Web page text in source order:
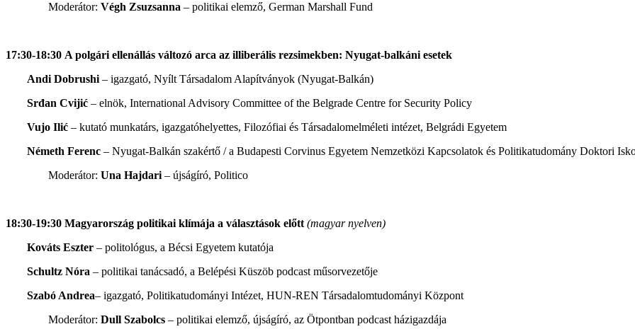
Moderátor: Végh Zsuzsanna – politikai elemző, German Marshall Fund
17:30-18:30 A polgári ellenállás változó arca az illiberális rezsimekben: Nyugat-balkáni esetek
Andi Dobrushi – igazgató, Nyílt Társadalom Alapítványok (Nyugat-Balkán)
Srđan Cvijić – elnök, International Advisory Committee of the Belgrade Centre for Security Policy
Vujo Ilić – kutató munkatárs, igazgatóhelyettes, Filozófiai és Társadalomelméleti intézet, Belgrádi Egyetem
Németh Ferenc – Nyugat-Balkán szakértő / a Budapesti Corvinus Egyetem Nemzetközi Kapcsolatok és Politikatudomány Doktori
Moderátor: Una Hajdari – újságíró, Politico
18:30-19:30 Magyarország politikai klímája a választások előtt (magyar nyelven)
Kováts Eszter – politológus, a Bécsi Egyetem kutatója
Schultz Nóra – politikai tanácsadó, a Belépési Küszöb podcast műsorvezetője
Szabó Andrea– igazgató, Politikatudományi Intézet, HUN-REN Társadalomtudományi Központ
Moderátor: Dull Szabolcs – politikai elemző, újságíró, az Ötpontban podcast házigazdája